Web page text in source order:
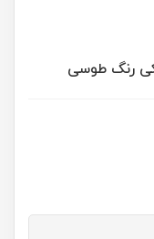
رنگ طوسی